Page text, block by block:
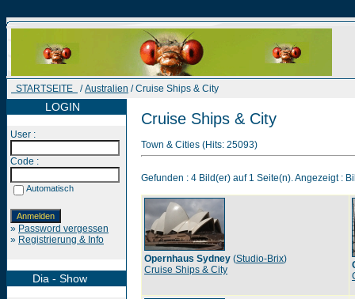
STARTSEITE /Australien / Cruise Ships & City
LOGIN
User :
Code :
Automatisch
» Password vergessen
» Registrierung & Info
Dia - Show
Cruise Ships & City
Town & Cities (Hits: 25093)
Gefunden : 4 Bild(er) auf 1 Seite(n). Angezeigt :
Opernhaus Sydney (Studio-Brix)
Cruise Ships & City